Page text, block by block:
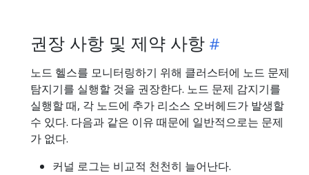
권장 사항 및 제약 사항
노드 헬스를 모니터링하기 위해 클러스터에 노드 문제
탐지기를 실행할 것을 권장한다. 노드 문제 감지기를
실행할 때, 각 노드에 추가 리소스 오버헤드가 발생할
수 있다. 다음과 같은 이유 때문에 일반적으로는 문제
가 없다.
커널 로그는 비교적 천천히 늘어난다.